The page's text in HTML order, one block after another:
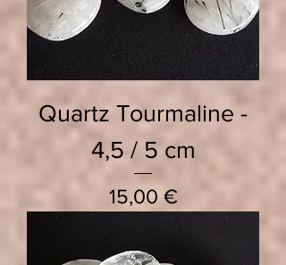
Quartz Tourmaline -
4,5 / 5 cm
Prix
15,00 €